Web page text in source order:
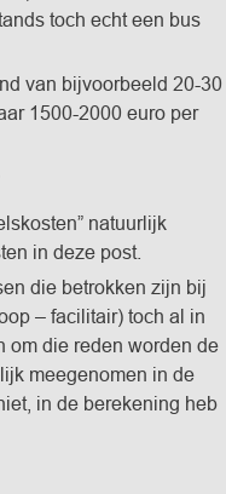
toch echt een bus
van bijvoorbeeld 20-30
1500-2000 euro per
natuurlijk
in deze post.
die betrokken zijn bij
– facilitair) toch al in
om die reden worden de
meegenomen in de
in de berekening heb